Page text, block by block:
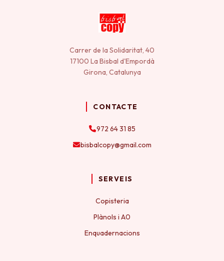
Carrer de la Solidaritat, 40
17100 La Bisbal d'Empordà
Girona, Catalunya
CONTACTE
972 64 31 85
bisbalcopy@gmail.com
SERVEIS
Copisteria
Plànols i A0
Enquadernacions